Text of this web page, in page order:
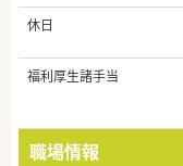
休日
福利厚生諸手当
職場情報